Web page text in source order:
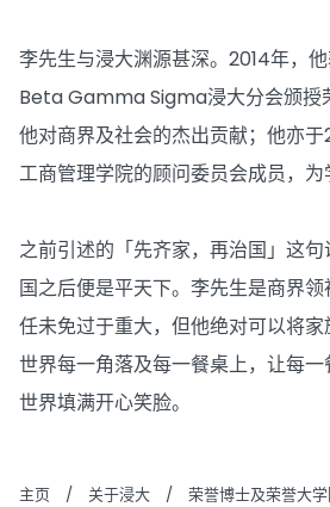
李先生与浸大渊源甚深。2014年，
Beta Gamma Sigma浸大分会颁授
他对商界及社会的杰出贡献；他亦
工商管理学院的顾问委员会成员，为
之前引述的「先齐家，再治国」这
国之后便是平天下。李先生是商界
任未免过于重大，但他绝对可以将
世界每一角落及每一餐桌上，让每
世界填满开心笑脸。
主页 / 关于浸大 / 荣誉博士及荣誉大